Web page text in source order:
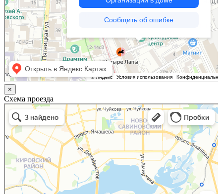
×
Схема проезда
Казань
Малый Татарский переулок, 8 на карте Москвы, ближайшее метро Новокузнецкая —
Яндекс.Карты